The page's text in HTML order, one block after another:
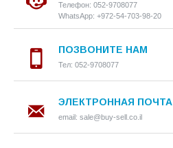
Телефон: 052-9708077
WhatsApp: +972-54-703-98-20
ПОЗВОНИТЕ НАМ
Тел: 052-9708077
ЭЛЕКТРОННАЯ ПОЧТА
email: sale@buy-sell.co.il